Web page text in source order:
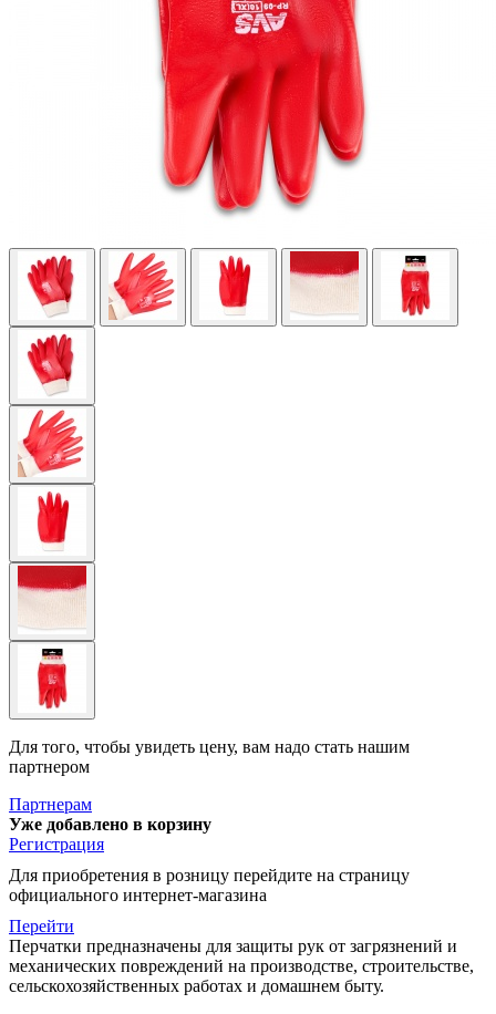
Для того, чтобы увидеть цену, вам надо стать нашим
партнером
Партнерам
Уже добавлено в корзину
Регистрация
Для приобретения в розницу перейдите на страницу
официального интернет-магазина
Перейти
Перчатки предназначены для защиты рук от загрязнений и
механических повреждений на производстве, строительстве,
сельскохозяйственных работах и домашнем быту.